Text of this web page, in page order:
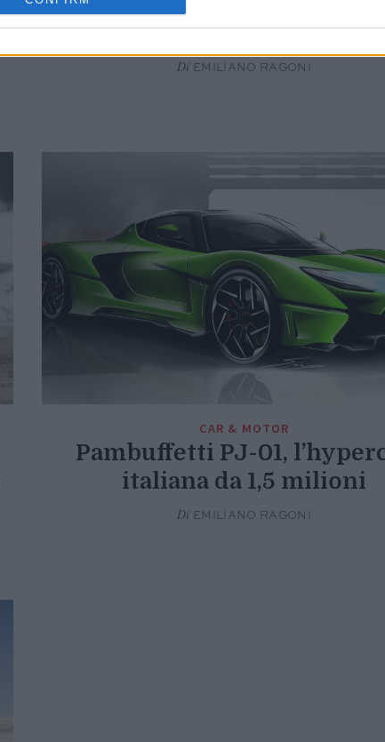
Una super Maserati
Di EMILIANO RAGONI
CAR & MOTOR
Pambuffetti PJ-01,
italiana da 1,5 milioni
Di EMILIANO RAGONI